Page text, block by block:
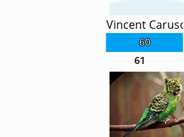
60
Vincent Caruso
61